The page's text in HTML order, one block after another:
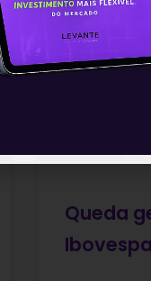
Queda
Ibovespa